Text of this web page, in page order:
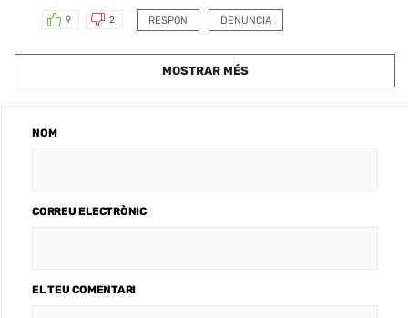
RESPON
9 2 DENUNCIA
MOSTRAR MÉS
NOM
CORREU ELECTRÒNIC
EL TEU COMENTARI